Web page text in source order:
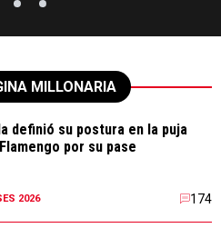
MILLONARIA
definió su postura en la puja
por su pase
2026 174